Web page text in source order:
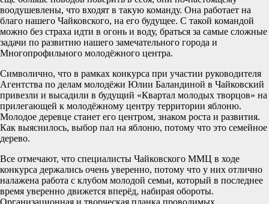
воодушевлены, что входят в такую команду. Она работает на
благо нашего Чайковского, на его будущее. С такой командой
можно без страха идти в огонь и воду, браться за самые сложные
задачи по развитию нашего замечательного города и
Многопрофильного молодёжного центра.
Символично, что в рамках конкурса при участии руководителя
Агентства по делам молодёжи Юлии Баландиной в Чайковский
привезли и высадили в будущий «Квартал молодых творцов» на
прилегающей к молодёжному центру территории яблоню.
Молодое деревце станет его центром, знаком роста и развития.
Как выяснилось, выбор пал на яблоню, потому что это семейное
дерево.
Все отмечают, что специалисты Чайковского ММЦ в ходе
конкурса держались очень уверенно, потому что у них отлично
налажена работа с клубом молодой семьи, который в последнее
время уверенно движется вперёд, набирая обороты.